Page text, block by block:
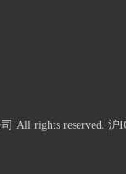
All rights reserved. 沪